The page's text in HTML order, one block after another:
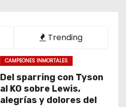
Trending
CAMPEONES INMORTALES
Del sparring con Tyson
al KO sobre Lewis,
alegrías y dolores del